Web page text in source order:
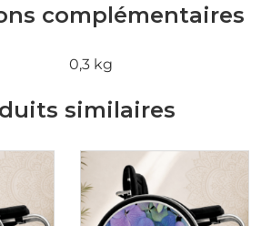
une police
50
complémentaires
0,3 kg
similaires